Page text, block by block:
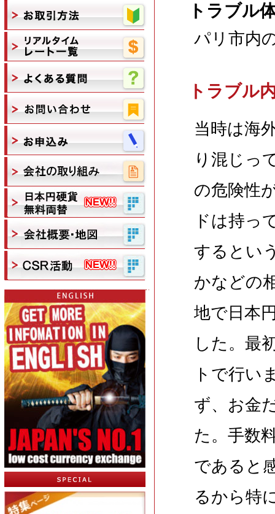
トラブル
パリ市内
トラブル
当時は海
り混じっ
の危険性
ドは持っ
するとい
かなどの
地で日本
した。最
トで行い
ず、お金
た。手数
であると
るから特